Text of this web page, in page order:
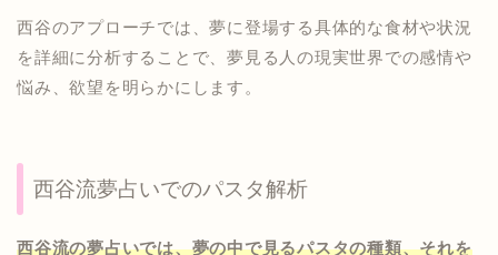
西谷のアプローチでは、夢に登場する具体的な食材や状況
を詳細に分析することで、夢見る人の現実世界での感情や
悩み、欲望を明らかにします。
西谷流夢占いでのパスタ解析
西谷流の夢占いでは、夢の中で見るパスタの種類、それを